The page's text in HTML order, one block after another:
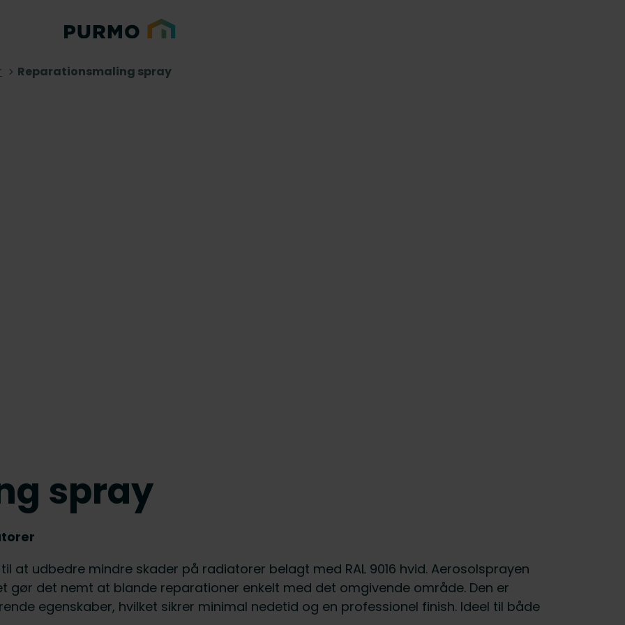
Reparationsmaling spray
spray
at udbedre mindre skader på radiatorer belagt med RAL 9016 hvid. Aerosolsprayen
det nemt at blande reparationer enkelt med det omgivende område. Den er
egenskaber, hvilket sikrer minimal nedetid og en professionel finish. Ideel til både